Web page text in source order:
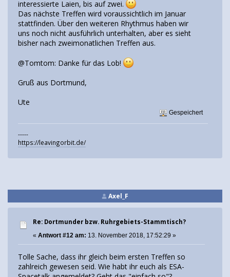
interessierte Laien, bis auf zwei.
Das nächste Treffen wird voraussichtlich im Januar
stattfinden. Über den weiteren Rhythmus haben wir
uns noch nicht ausführlich unterhalten, aber es sieht
bisher nach zweimonatlichen Treffen aus.
@Tomtom: Danke für das Lob!
Gruß aus Dortmund,
Ute
Gespeichert
-----
https://leavingorbit.de/
Axel_F
Re: Dortmunder bzw. Ruhrgebiets-Stammtisch?
« Antwort #12 am: 13. November 2018, 17:52:29 »
Tolle Sache, dass ihr gleich beim ersten Treffen so
zahlreich gewesen seid. Wie habt ihr euch als ESA-